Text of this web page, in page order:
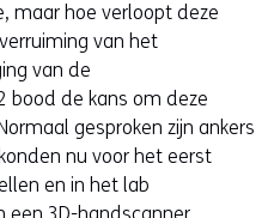
maar hoe verloopt deze
van het
van de
bood de kans om deze
gesproken zijn ankers
nu voor het eerst
en in het lab